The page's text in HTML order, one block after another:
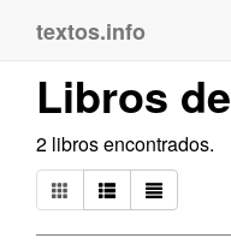
textos.info
Libros de
2 libros encontrados.